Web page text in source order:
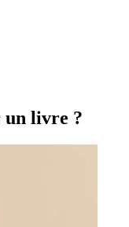
un livre ?